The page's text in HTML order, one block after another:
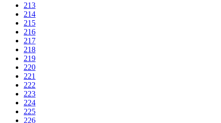
213
214
215
216
217
218
219
220
221
222
223
224
225
226